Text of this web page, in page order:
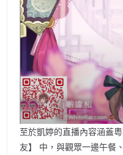
至於凱婷的直播內容涵蓋
友】 中，與觀眾一邊午餐